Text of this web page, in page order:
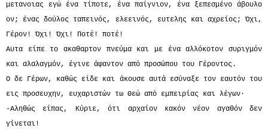
μετανοιας εγώ ένα τίποτε, ένα παίγνιον, ένα ξεπεσμένο άβουλο
ον; ένας δούλος ταπεινός, ελεεινός, ευτελης και αχρείος; Όχι,
Γέρον! Όχι! Όχι! Ποτέ! ποτέ!
Αυτα είπε το ακαθαρτον πνεύμα και με ένα αλλόκοτον συριγμόν
και αλαλαγμόν, έγινε άφαντον από προσώπου του Γέροντος.
Ο δε Γέρων, καθώς είδε και άκουσε αυτά εσύναξε τον εαυτόν του
εις προσευχην, ευχαριστών τω Θεώ από εμπειρίας και λέγων·
-Αληθώς είπας, Κύριε, ότι αρχαίον κακόν νέον αγαθόν δεν
γίνεται!